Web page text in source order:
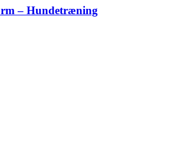
– Hundetræning